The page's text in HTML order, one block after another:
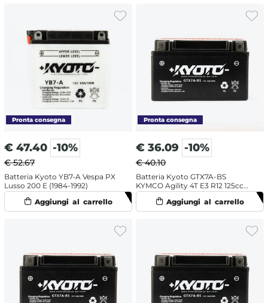
€ 47.40 -10%
€ 52.67
Batteria Kyoto YB7-A Vespa PX
Lusso 200 E (1984-1992)
€ 36.09 -10%
€ 40.10
Batteria Kyoto GTX7A-BS
KYMCO Agility 4T E3 R12 125cc
(2006-2015) [Yuasa code YTX7A-